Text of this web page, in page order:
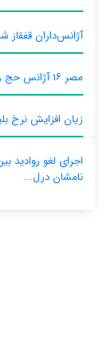
آژانس‌داران قفقاز
مصر ۱۶ آژانس حج را دادگاهی می‌کند
زیان افزایش نرخ
اجرای لغو روادید
نامشان درل...